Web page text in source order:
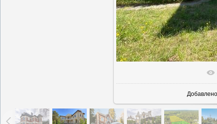
В
Добавлено